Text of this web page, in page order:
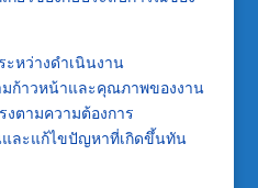
หว่างดำเนินงาน
ก้าวหน้าและคุณภาพของงาน
งตามความต้องการ
ละแก้ไขปัญหาที่เกิดขึ้นทัน